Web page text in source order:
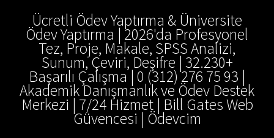
Ücretli Ödev Yaptırma & Üniversite
Ödev Yaptırma | 2026'da Profesyonel
Tez, Proje, Makale, SPSS Analizi,
Sunum, Çeviri, Deşifre | 32.230+
Başarılı Çalışma | 0 (312) 276 75 93 |
Akademik Danışmanlık ve Ödev Destek
Merkezi | 7/24 Hizmet | Bill Gates Web
Güvencesi | Ödevcim